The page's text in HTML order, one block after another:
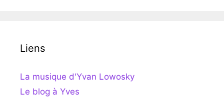
Liens
La musique d'Yvan Lowosky
Le blog à Yves